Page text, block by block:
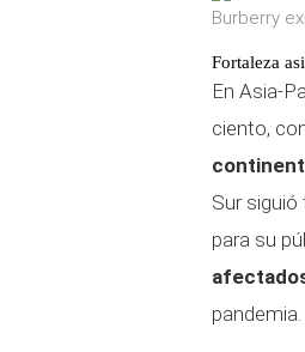
Burberry
Fortaleza
En Asia-
ciento,
Sur
para su
pandemia.